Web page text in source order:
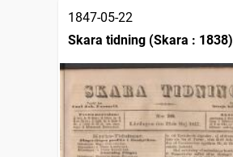
1847-05-22
Skara tidning (Skara : 1838)